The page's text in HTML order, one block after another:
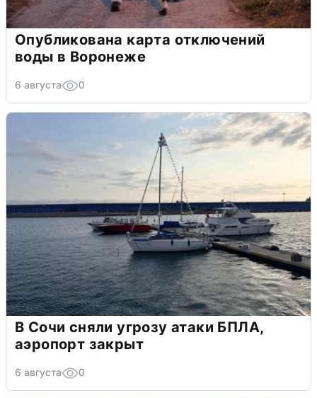
Опубликована карта отключений
воды в Воронеже
6 августа 0
В Сочи сняли угрозу атаки БПЛА,
аэропорт закрыт
6 августа 0